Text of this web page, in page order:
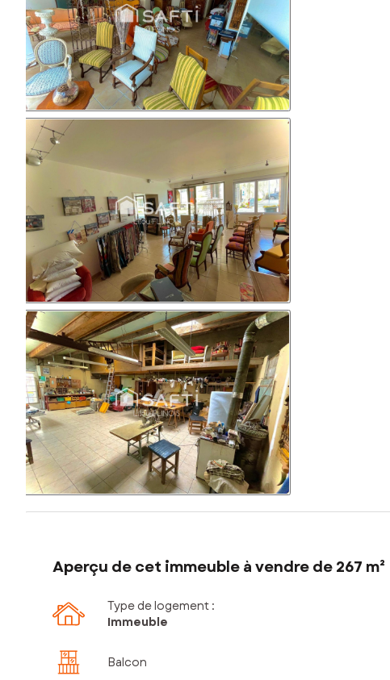
Aperçu de cet immeuble à vendre de 267 m²
Type de logement :
Immeuble
Balcon